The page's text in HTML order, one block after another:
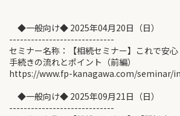
◆一般向け◆ 2025年04月20日（日）
-----------------------------
セミナー名称：【相続セミナー】これで安
手続きの流れとポイント（前編）
https://www.fp-kanagawa.com/seminar/
◆一般向け◆ 2025年09月21日（日）
-----------------------------